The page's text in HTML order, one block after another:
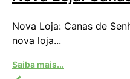
Nova Loja: Canas de
nova loja...
Saiba mais...